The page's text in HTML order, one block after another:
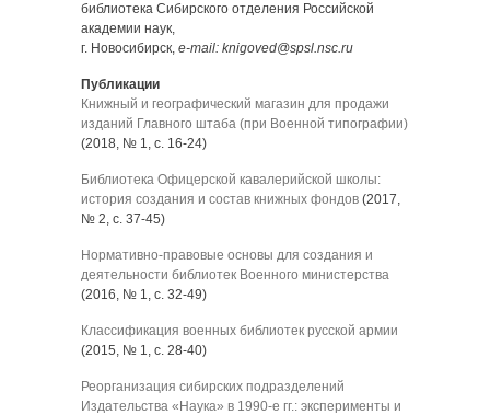
библиотека Сибирского отделения Российской
академии наук,
г. Новосибирск, e-mail: knigoved@spsl.nsc.ru
Публикации
Книжный и географический магазин для продажи
изданий Главного штаба (при Военной типографии)
(2018, № 1, с. 16-24)
Библиотека Офицерской кавалерийской школы:
история создания и состав книжных фондов (2017,
№ 2, с. 37-45)
Нормативно-правовые основы для создания и
деятельности библиотек Военного министерства
(2016, № 1, с. 32-49)
Классификация военных библиотек русской армии
(2015, № 1, с. 28-40)
Реорганизация сибирских подразделений
Издательства «Наука» в 1990-е гг.: эксперименты и